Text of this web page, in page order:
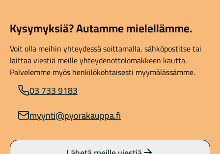
Kysymyksiä? Autamme mielellämme.
Voit olla meihin yhteydessä soittamalla, sähköpostitse tai
laittaa viestiä meille yhteydenottolomakkeen kautta.
Palvelemme myös henkilökohtaisesti myymälässämme.
03 733 9183
myynti@pyorakauppa.fi